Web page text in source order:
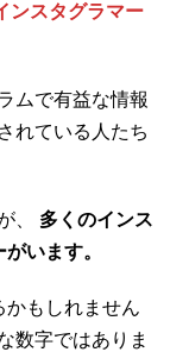
ンスタグラマー
ムで有益な情報
れている人たち
、 多くのインス
います。
かもしれません
数字ではありま